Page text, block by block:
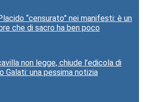
“censurato” nei manifesti: è un
che di sacro ha ben poco
non legge, chiude l’edicola di
Galati: una pessima notizia